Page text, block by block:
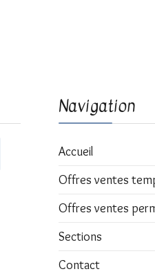
Navigation
Accueil
Offres ventes
Offres ventes
Sections
Contact